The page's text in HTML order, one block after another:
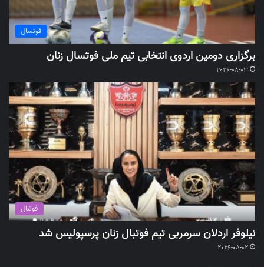
فوتسال
برگزاری دومین اردوی انتخابی تیم ملی فوتسال زنان
2026-08-03
فوتبال
نیلوفر اردلان سرمربی تیم فوتبال زنان پرسپولیس شد
2026-08-02